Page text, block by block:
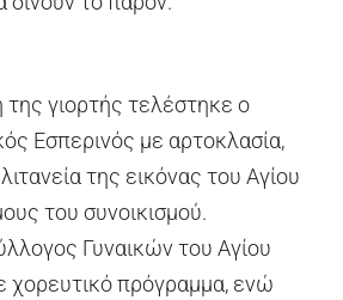
γιορτής τελέστηκε ο
Εσπερινός με αρτοκλασία,
της εικόνας του Αγίου
του συνοικισμού.
Γυναικών του Αγίου
χορευτικό πρόγραμμα, ενώ